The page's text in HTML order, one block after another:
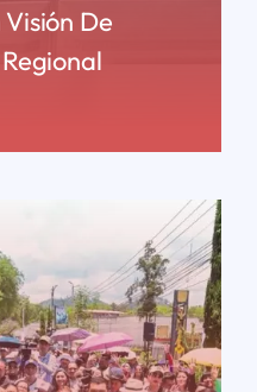
De